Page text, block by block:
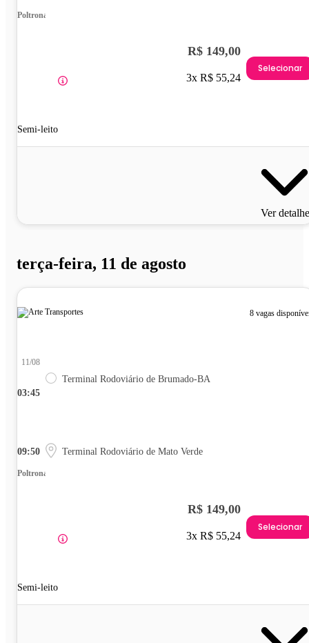
Poltrona
Semi-leito
R$ 149,00
3x R$ 55,24
Selecionar
Ver
terça-feira, 11 de agosto
8 vagas
03:45
11/08
Terminal Rodoviário de Brumado-BA
09:50 Terminal Rodoviário de Mato Verde
Poltrona
Semi-leito
R$ 149,00
3x R$ 55,24
Selecionar